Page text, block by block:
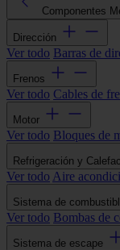
Componentes
Dirección
Ver todo Barras de
Frenos
Ver todo Cables de
Motor
Ver todo Bloques de
Refrigeración y
Ver todo Aire
Sistema de
Ver todo Bombas de
Sistema de escape